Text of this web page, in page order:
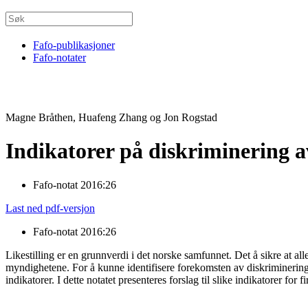
Fafo-publikasjoner
Fafo-notater
Magne Bråthen, Huafeng Zhang og Jon Rogstad
Indikatorer på diskriminering
Fafo-notat 2016:26
Last ned pdf-versjon
Fafo-notat 2016:26
Likestilling er en grunnverdi i det norske samfunnet. Det å sikre at
myndighetene. For å kunne identifisere forekomsten av
indikatorer. I dette notatet presenteres forslag til slike indikatorer for